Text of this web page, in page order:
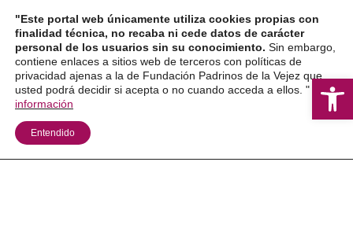
contenido
"Este portal web únicamente utiliza cookies propias con
finalidad técnica, no recaba ni cede datos de carácter
personal de los usuarios sin su conocimiento. Sin embargo,
contiene enlaces a sitios web de terceros con políticas de
privacidad ajenas a la de Fundación Padrinos de la Vejez que
usted podrá decidir si acepta o no cuando acceda a ellos. "
Más
información
Entendido